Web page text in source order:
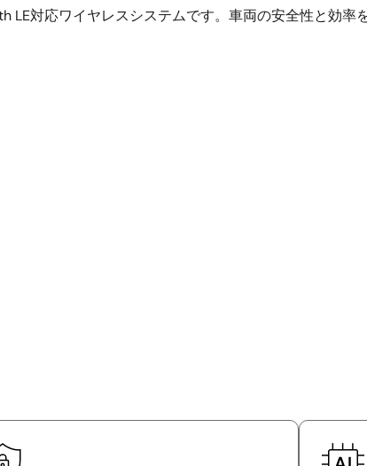
対応ワイヤレスシステムです。車両の安全性と効率を